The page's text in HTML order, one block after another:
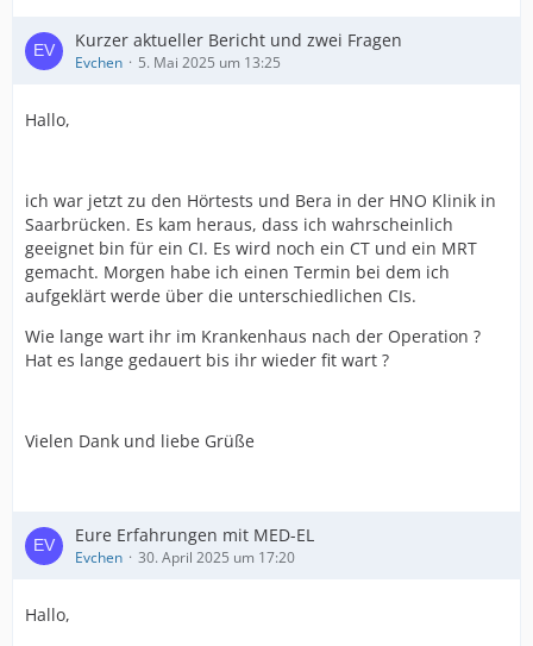
Kurzer aktueller Bericht und zwei Fragen
Evchen 5. Mai 2025 um 13:25
Hallo,
ich war jetzt zu den Hörtests und Bera in der HNO Klinik in
Saarbrücken. Es kam heraus, dass ich wahrscheinlich
geeignet bin für ein CI. Es wird noch ein CT und ein MRT
gemacht. Morgen habe ich einen Termin bei dem ich
aufgeklärt werde über die unterschiedlichen CIs.
Wie lange wart ihr im Krankenhaus nach der Operation ?
Hat es lange gedauert bis ihr wieder fit wart ?
Vielen Dank und liebe Grüße
Eure Erfahrungen mit MED-EL
Evchen 30. April 2025 um 17:20
Hallo,